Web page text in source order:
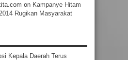
on Kampanye Hitam
Rugikan Masyarakat
Kepala Daerah Terus